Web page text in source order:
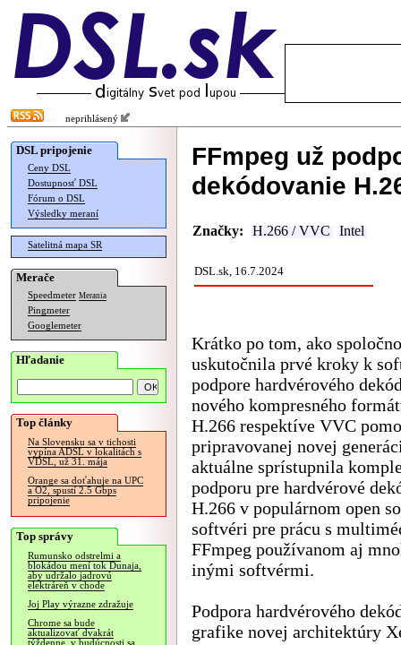
neprihlásený
DSL pripojenie
Ceny DSL
Dostupnosť DSL
Fórum o DSL
Výsledky meraní
Satelitná mapa SR
Merače
Speedmeter Merania
Pingmeter
Googlemeter
Hľadanie
Top články
Na Slovensku sa v tichosti
vypína ADSL v lokalitách s
VDSL, už 31. mája
Orange sa doťahuje na UPC
a O2, spustí 2.5 Gbps
pripojenie
Top správy
Rumunsko odstrelmi a
blokádou mení tok Dunaja,
aby udržalo jadrovú
elektráreň v chode
Joj Play výrazne zdražuje
Chrome sa bude
aktualizovať dvakrát
týždenne, v budúcnosti sa
FFmpeg už
dekódovanie
Značky: H.266 / VVC Intel
DSL.sk, 16.7.2024
Krátko po tom, ako
uskutočnila prvé kroky k
podpore hardvérového
nového kompresného
H.266 respektíve VVC
pripravovanej novej
aktuálne sprístupnila
podporu pre hardvérové
H.266 v populárnom open
softvéri pre prácu s
FFmpeg používanom aj
inými softvérmi.
Podpora hardvérového
grafike novej architektúry